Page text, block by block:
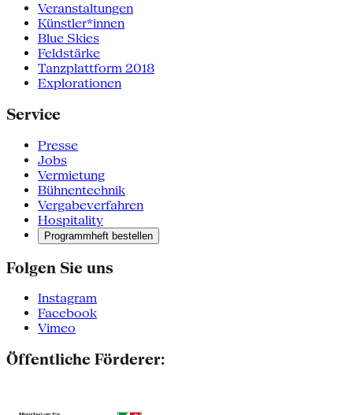
Veranstaltungen
Künstler*innen
Blue Skies
Feldstärke
Tanzplattform 2018
Explorationen
Service
Presse
Jobs
Vermietung
Bühnentechnik
Vergabeverfahren
Hospitality
Programmheft bestellen
Folgen Sie uns
Instagram
Facebook
Vimeo
Öffentliche Förderer: